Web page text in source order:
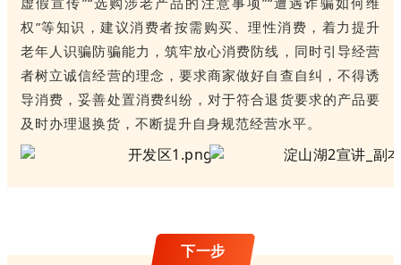
权”等知识，建议消费者按需购买、理性消费，着力提升
老年人识骗防骗能力，筑牢放心消费防线，同时引导经营
者树立诚信经营的理念，要求商家做好自查自纠，不得诱
导消费，妥善处置消费纠纷，对于符合退货要求的产品要
及时办理退换货，不断提升自身规范经营水平。
下一步